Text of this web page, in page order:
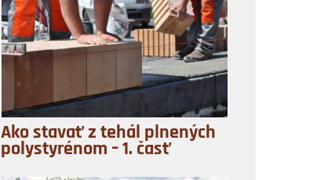
Ako stavať z tehál plnených
polystyrénom – 1. časť